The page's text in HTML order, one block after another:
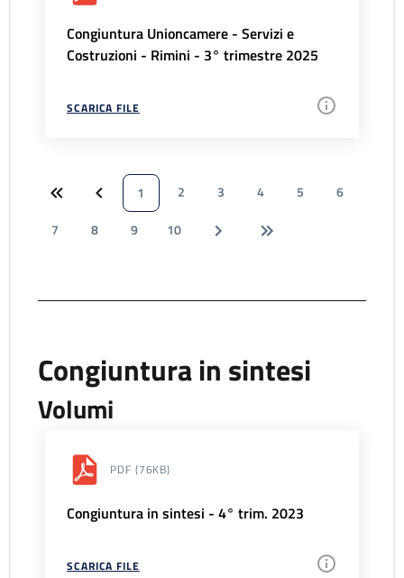
Congiuntura Unioncamere - Servizi e
Costruzioni - Rimini - 3° trimestre 2025
SCARICA FILE
1 2 3 4 5
6
7
8 9 10
Congiuntura in sintesi
Volumi
PDF (76KB)
Congiuntura in sintesi - 4° trim. 2023
SCARICA FILE